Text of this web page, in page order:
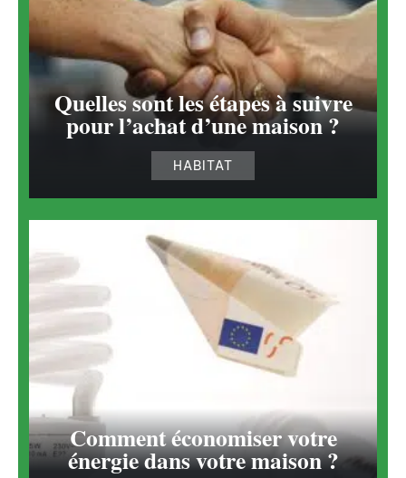
Quelles sont les étapes à suivre
pour l’achat d’une maison ?
HABITAT
Comment économiser votre
énergie dans votre maison ?